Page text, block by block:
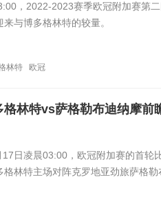
，2022-2023赛季欧冠附加赛第
与博多格林特的较量。
林特 欧冠
格林特vs萨格勒布迪纳摩
日凌晨03:00，欧冠附加赛的首轮
格林特主场对阵克罗地亚劲旅萨格